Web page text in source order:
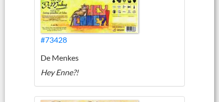
#73428
De Menkes
Hey Enne?!